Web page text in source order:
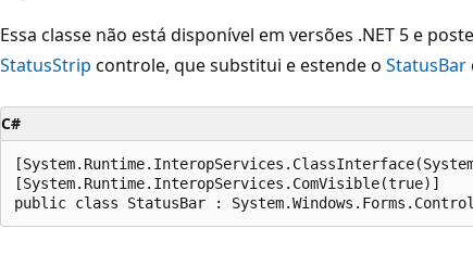
Essa classe não está disponível em versões .NET 5 e
StatusStrip controle, que substitui e estende o StatusBar
C#
[System.Runtime.InteropServices.ComVisible(true)]
public class StatusBar : System.Windows.Forms.Control